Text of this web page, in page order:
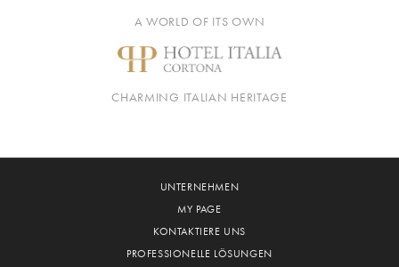
A WORLD OF ITS OWN
CHARMING ITALIAN HERITAGE
UNTERNEHMEN
MY PAGE
KONTAKTIERE UNS
PROFESSIONELLE LÖSUNGEN